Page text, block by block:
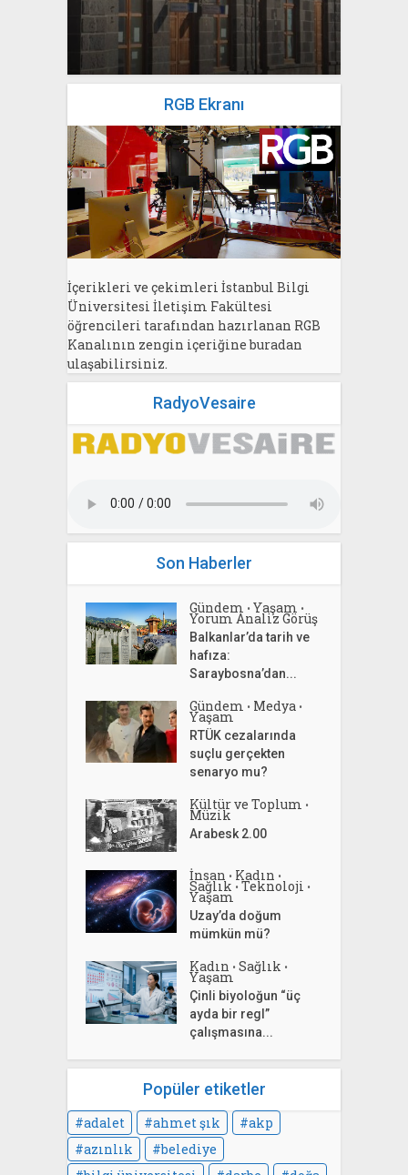
yazan
Bahri Ak
RGB Ekranı
İçerikleri ve çekimleri İstanbul Bilgi
Üniversitesi İletişim Fakültesi
öğrencileri tarafından hazırlanan RGB
Kanalının zengin içeriğine buradan
ulaşabilirsiniz.
RadyoVesaire
Son Haberler
Gündem • Yaşam •
Yorum Analiz Görüş
Balkanlar’da tarih ve
hafıza:
Saraybosna’dan...
Gündem • Medya •
Yaşam
RTÜK cezalarında
suçlu gerçekten
senaryo mu?
Kültür ve Toplum •
Müzik
Arabesk 2.00
İnsan • Kadın •
Sağlık • Teknoloji •
Yaşam
Uzay’da doğum
mümkün mü?
Kadın • Sağlık •
Yaşam
Çinli biyoloğun “üç
ayda bir regl”
çalışmasına...
Popüler etiketler
adalet ahmet şık
akp
azınlık
belediye